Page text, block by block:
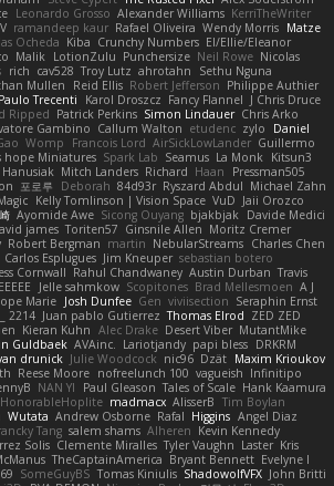
Leonardo Grosso Alexander Williams KerriTheWriter
V ramandeep kaur Rafael Oliveira Wendy Morris Matze
Ocheda Kiba Crunchy Numbers El/Ellie/Eleanor
Malik LotionZulu Punchersize Neil Rowe Nicolas
rich cav528 Troy Lutz ahrotahn
Sethu Nguna
Mullen Reid Ellis Robert Jefferson Philippe Authier
Paulo Trecenti Karol Droszcz Fancy Flannel J Chris Druce
Ripped Patrick Perkins Simon Lindauer Chris Arko
Gambino Callum Walton etudenc zylo
Daniel
Womp Francois Lord AirSickLowLander Guillermo
hope Miniatures Spark Lab Seamus La Monk
Kitsun3
Mitch Landers Richard Haan
Pressman505
포로루 Deborah 84d93r Ryszard Abdul Michael Zahn
Kelly Tomlinson | Vision Space VuD Jaii Orozco
Ayomide Awe Sicong Ouyang bjakbjak
Davide Medici
james Toriten57 Ginsnile Allen Moritz Cremer
Robert Bergman martin NebularStreams Charles Chen
Carlos Esplugues Jim Kneuper sebastian botero
Cornwall Rahul Chandwaney Austin Durban Travis
EEEEE Jelle sahmkow Scopitones Brad Mellesmoen A J
Marie Josh Dunfee Gen viviisection Seraphin Ernst
2214 Juan pablo Gutierrez Thomas Elrod ZED ZED
Kieran Kuhn Alec Drake Desert Viber MutantMike
Guldbaek AVAinc. Lariotjandy papi bless DRKRM
drunick Julie Woodcock nic96 Dzät Maxim Krioukov
Reese Moore nofreelunch 100 vagueish Infinitipo
NAN YI Paul Gleason Tales of Scale Hank Kaamura
HonorableHoplite madmacx AlisserB Tim Boylan
Wutata Andrew Osborne Rafal Higgins Angel Diaz
Tang salem shams Alheren Kevin Kennedy
Solis Clemente Miralles Tyler Vaughn Laster Kris
TheCaptainAmerica Bryant Bennett Evelyne I
SomeGuyBS Tomas Kiniulis ShadowolfVFX John Britti